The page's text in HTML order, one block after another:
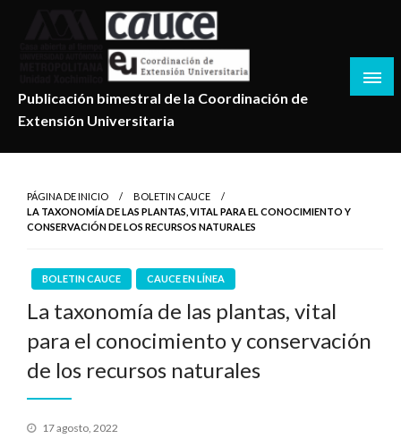
Publicación bimestral de la Coordinación de
Extensión Universitaria
PÁGINA DE INICIO
BOLETIN CAUCE
LA TAXONOMÍA DE LAS PLANTAS, VITAL PARA EL CONOCIMIENTO Y
CONSERVACIÓN DE LOS RECURSOS NATURALES
BOLETIN CAUCE CAUCE EN LÍNEA
La taxonomía de las plantas, vital
para el conocimiento y conservación
de los recursos naturales
Publicado
17 agosto, 2022